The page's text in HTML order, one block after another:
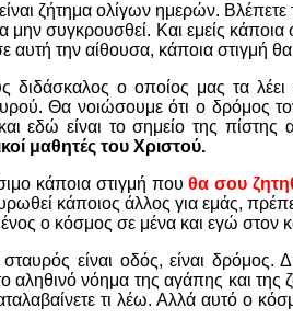
ζήτημα ολίγων ημερών.
συγκρουσθεί. Και εμείς
αυτή την αίθουσα, κάποια στιγμή
διδάσκαλος ο οποίος μας τα
Θα νοιώσουμε ότι ο δρόμος
εδώ είναι το σημείο της πίστης
μαθητές του Χριστού.
κάποια στιγμή πουθα σου
κάποιος άλλος για εμάς,
ο κόσμος σε μένα και εγώ στον
είναι οδός, είναι
αληθινό νόημα της αγάπης και
τι λέω. Αλλά αυτό ο